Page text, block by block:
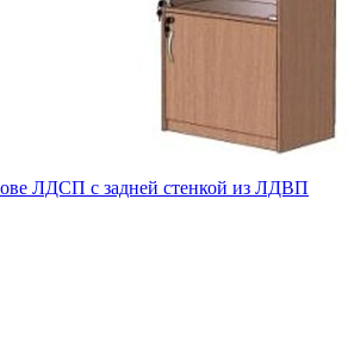
ЛДСП с задней стенкой из ЛДВП